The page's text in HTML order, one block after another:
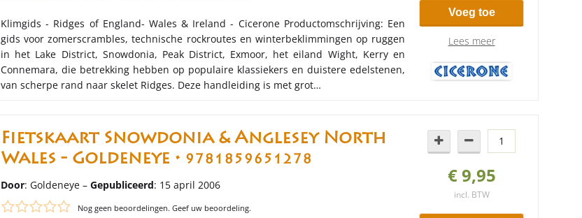
Voeg toe
Lees meer
Klimgids - Ridges of England- Wales & Ireland - Cicerone Productomschrijving: Een
gids voor zomerscrambles, technische rockroutes en winterbeklimmingen op ruggen
in het Lake District, Snowdonia, Peak District, Exmoor, het eiland Wight, Kerry en
Connemara, die betrekking hebben op populaire klassiekers en duistere edelstenen,
van scherpe rand naar skelet Ridges. Deze handleiding is met grot…
€ 9,95
incl. BTW
Fietskaart Snowdonia & Anglesey North
Wales - Goldeneye • 9781859651278
Door: Goldeneye – Gepubliceerd: 15 april 2006
Nog geen beoordelingen. Geef uw beoordeling.